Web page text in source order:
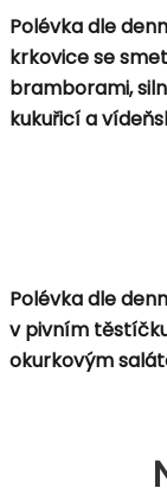
Polévka dle
krkovice se
bramborami,
kukuřicí a
Polévka dle
v pivním
okurkovým